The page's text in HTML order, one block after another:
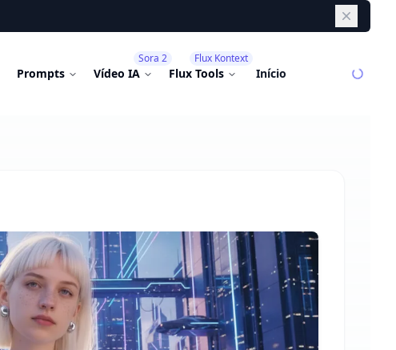
Dismiss
Prompts Vídeo IA
Sora 2
Flux Tools
Flux Kontext
Início